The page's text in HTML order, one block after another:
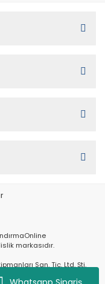
markasıdır.
San. Tic. Ltd. Şti.
İvedik